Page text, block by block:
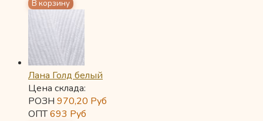
Лана Голд белый
Цена склада:
РОЗН 970,20 Руб
ОПТ693 Руб